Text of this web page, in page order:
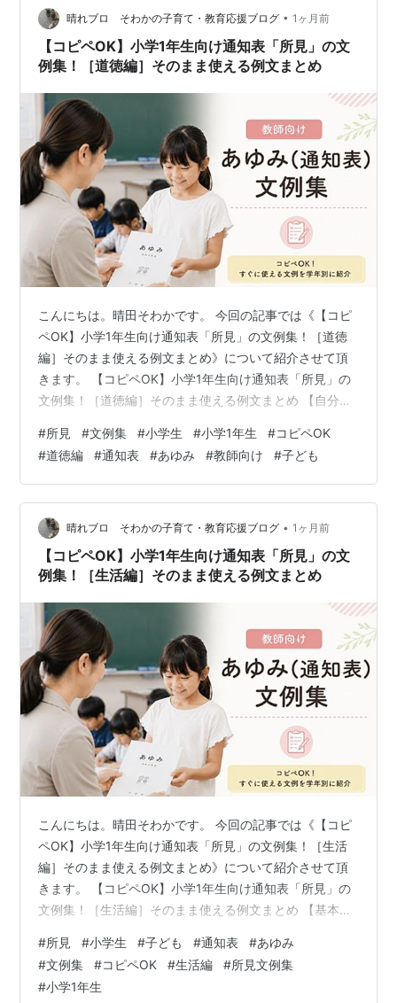
前ほどで見せることができたが、直しもほとんどなかっ
た。 昨年度所見を担当して…
晴れブロ そわかの子育て・教育応援ブログ • 1ヶ月前
【コピペOK】小学1年生向け通知表「所見」の文
例集！［道徳編］そのまま使える例文まとめ
こんにちは。晴田そわかです。 今回の記事では《【コピ
ペOK】小学1年生向け通知表「所見」の文例集！［道徳
編］そのまま使える例文まとめ》について紹介させて頂
きます。 【コピペOK】小学1年生向け通知表「所見」の
文例集！［道徳編］そのまま使える例文まとめ 【自分自
OK） 正直・素直に振る舞う子ども向け 最後まで諦めず
に頑張る子ども向け よいことと悪いことの判断ができる
子ども向け 【人との関わりに関すること】小学1年生の道
徳・所見文例（コピペOK） 友達に優しく親切にできる子
ども向け 感謝の気持ち（ありがとう）を伝えられる子ど
も向け 友達と仲良く助け…
#所見 #文例集 #小学生 #小学1年生 #コピペOK
#道徳編 #通知表 #あゆみ #教師向け #子ども
晴れブロ そわかの子育て・教育応援ブログ • 1ヶ月前
【コピペOK】小学1年生向け通知表「所見」の文
例集！［生活編］そのまま使える例文まとめ
こんにちは。晴田そわかです。 今回の記事では《【コピ
ペOK】小学1年生向け通知表「所見」の文例集！［生活
編］そのまま使える例文まとめ》について紹介させて頂
きます。 【コピペOK】小学1年生向け通知表「所見」の
文例集！［生活編］そのまま使える例文まとめ 【基本的
拶・返事・言葉遣い 整理整頓・片付け 給食・掃除・日直
（当番活動） 【友達との関わり】小学1年生の所見文例・
例文（コピペOK） 友達と仲良く遊ぶ・協力する子ども向
#所見 #小学生 #子ども #通知表 #あゆみ
#文例集 #コピペOK #生活編 #所見文例集
#小学1年生